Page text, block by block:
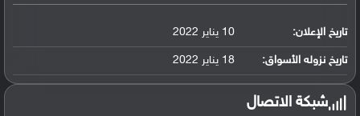
البطارية:
ليثيوم بوليمر سعة 4750 مللي أمبير, غير ق...
تاريخ الإعلان: 10 يناير 2022
تاريخ نزوله الأسواق: 18 يناير 2022
شبكة الاتصال